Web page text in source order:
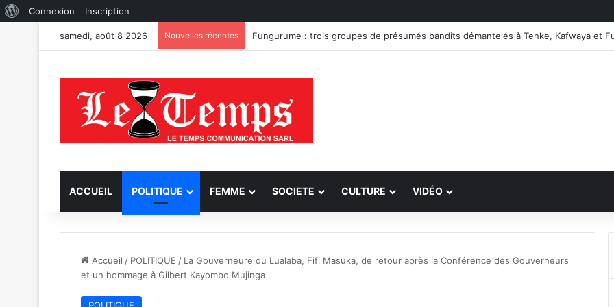
WordPress
Connexion Inscription
samedi, août 8 2026 Nouvelles récentes
ACCUEIL POLITIQUE FEMME SOCIETE CULTURE VIDÉO
Accueil / POLITIQUE / La Gouverneure du Lualaba, Fifi Masuka, de retour après la Conférence des Gouverneurs
et un hommage à Gilbert Kayombo Mujinga